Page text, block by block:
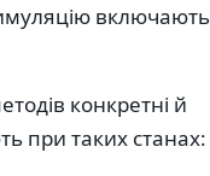
включають
конкретні й
при таких станах: